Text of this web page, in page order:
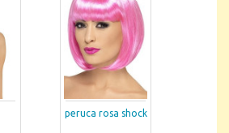
peruca rosa shock